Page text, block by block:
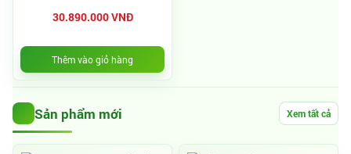
30.890.000 VNĐ
Thêm vào giỏ hàng
Sản phẩm mới Xem tất cả